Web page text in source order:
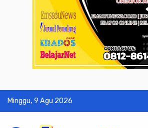
Minggu, 9 Agu 2026